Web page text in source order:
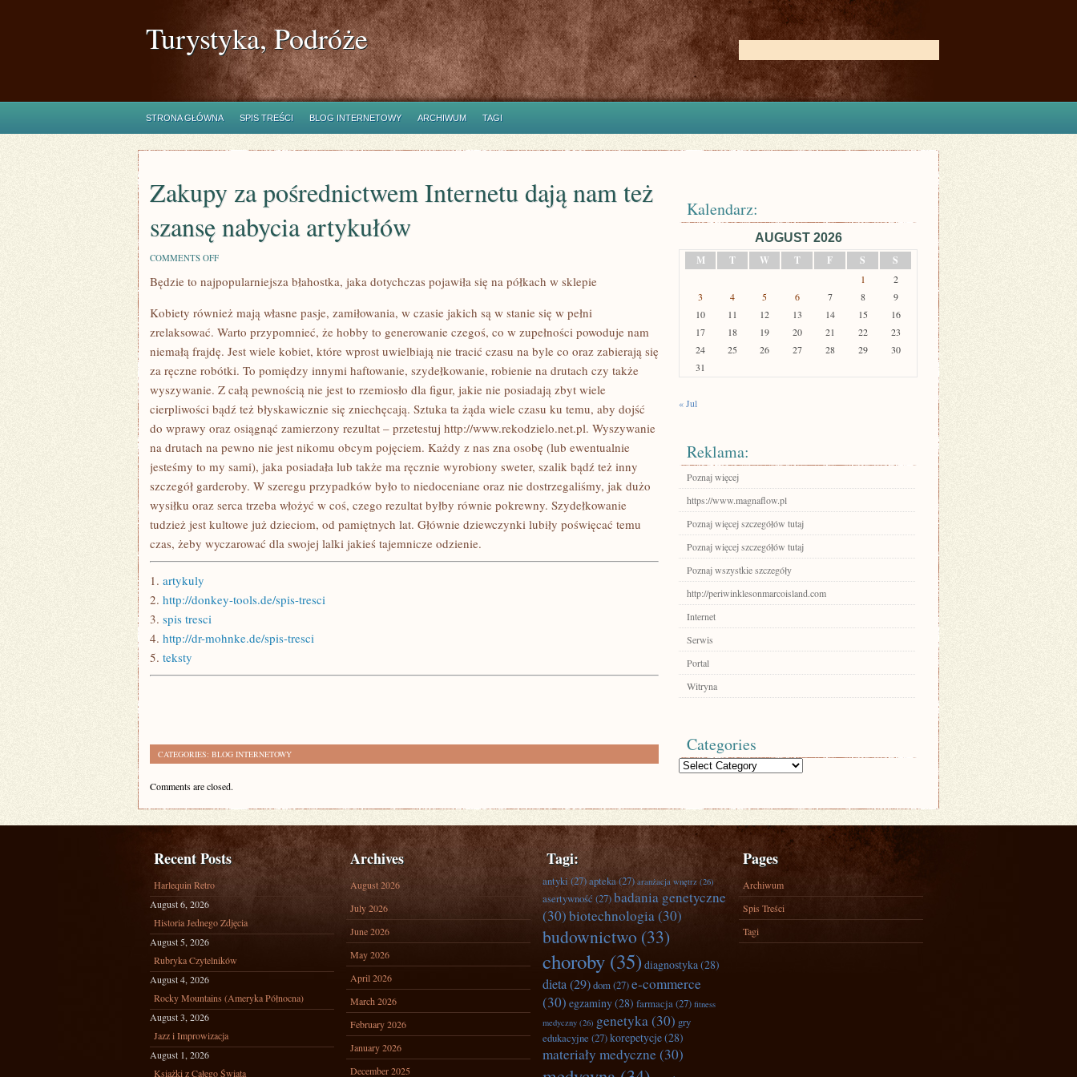
Turystyka, Podróże
STRONA GŁÓWNA SPIS TREŚCI BLOG INTERNETOWY ARCHIWUM TAGI
Zakupy za pośrednictwem Internetu dają nam też
szansę nabycia artykułów
COMMENTS OFFON
ZA
POŚREDNICTWEM
DAJĄ
NAM
SZANSĘ
NABYCIA
ARTYKUŁÓW
Będzie to najpopularniejsza błahostka, jaka dotychczas pojawiła się na półkach w sklepie
Kobiety również mają własne pasje, zamiłowania, w czasie jakich są w stanie się w pełni
zrelaksować. Warto przypomnieć, że hobby to generowanie czegoś, co w zupełności powoduje nam
niemałą frajdę. Jest wiele kobiet, które wprost uwielbiają nie tracić czasu na byle co oraz zabierają się
za ręczne robótki. To pomiędzy innymi haftowanie, szydełkowanie, robienie na drutach czy także
wyszywanie. Z całą pewnością nie jest to rzemiosło dla figur, jakie nie posiadają zbyt wiele
cierpliwości bądź też błyskawicznie się zniechęcają. Sztuka ta żąda wiele czasu ku temu, aby dojść
do wprawy oraz osiągnąć zamierzony rezultat – przetestuj http://www.rekodzielo.net.pl. Wyszywanie
na drutach na pewno nie jest nikomu obcym pojęciem. Każdy z nas zna osobę (lub ewentualnie
jesteśmy to my sami), jaka posiadała lub także ma ręcznie wyrobiony sweter, szalik bądź też inny
szczegół garderoby. W szeregu przypadków było to niedoceniane oraz nie dostrzegaliśmy, jak dużo
wysiłku oraz serca trzeba włożyć w coś, czego rezultat byłby równie pokrewny. Szydełkowanie
tudzież jest kultowe już dzieciom, od pamiętnych lat. Głównie dziewczynki lubiły poświęcać temu
czas, żeby wyczarować dla swojej lalki jakieś tajemnicze odzienie.
1. artykuly
2. http://donkey-tools.de/spis-tresci
3. spis tresci
4. http://dr-mohnke.de/spis-tresci
5. teksty
CATEGORIES: BLOG INTERNETOWY
Comments are closed.
Kalendarz:
AUGUST 2026
M
T W T F S S
1
2
3
4 5 6 7 8
9
10
11 12 13 14 15
16
17
18 19 20 21 22
23
24
25 26 27 28 29
30
31
« Jul
Reklama:
Poznaj więcej
https://www.magnaflow.pl
Poznaj więcej szczegółów tutaj
Poznaj więcej szczegółów tutaj
Poznaj wszystkie szczegóły
http://periwinklesonmarcoisland.com
Internet
Serwis
Portal
Witryna
Categories
Categories
Recent Posts
Harlequin Retro
August 6, 2026
Historia Jednego Zdjęcia
August 5, 2026
Rubryka Czytelników
August 4, 2026
Rocky Mountains (Ameryka Północna)
August 3, 2026
Jazz i Improwizacja
August 1, 2026
Książki z Całego Świata
Archives
August 2026
July 2026
June 2026
May 2026
April 2026
March 2026
February 2026
January 2026
December 2025
Tagi:
antyki(27)apteka(27) aranżacja wnętrz (26)
asertywność (27)badania genetyczne
(30)biotechnologia(30)
budownictwo (33)
choroby (35) diagnostyka(28)
dieta(29)dom(27)e-commerce
(30) egzaminy(28) farmacja(27) fitness
medyczny (26) genetyka(30) gry
edukacyjne (27)korepetycje(28)
materiały medyczne (30)
Pages
Archiwum
Spis Treści
Tagi